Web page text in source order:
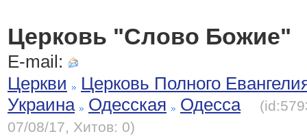
Церковь "Слово Божие"
E-mail:
Церкви
Церковь Полного
Украина
Одесская Одесса
07/08/17, Хитов: 0)